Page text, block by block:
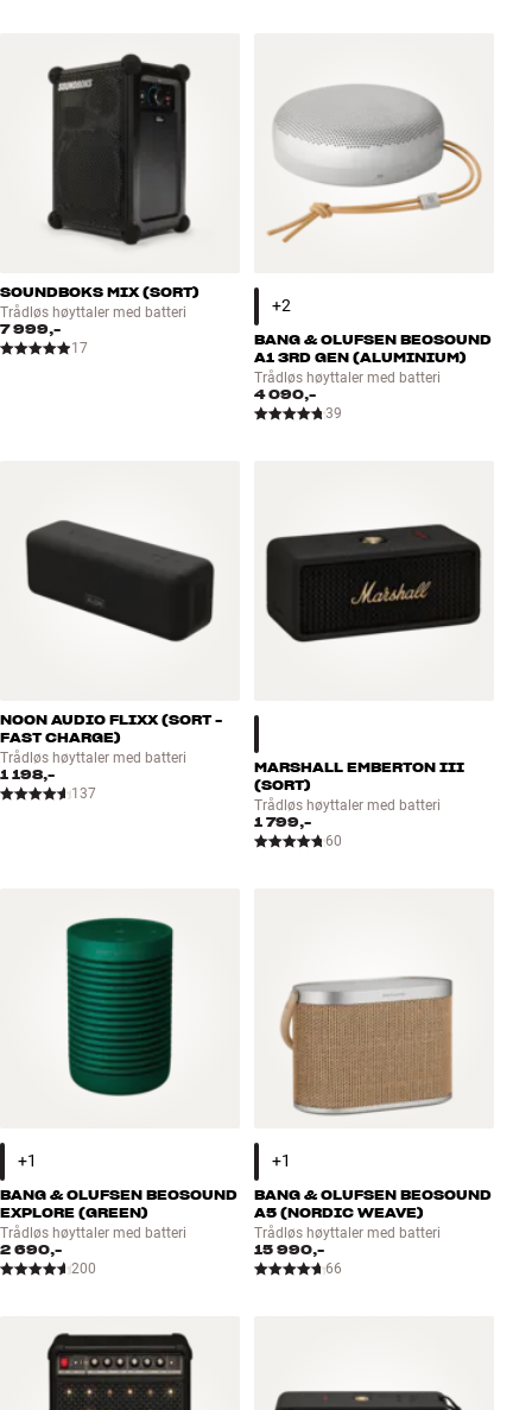
SOUNDBOKS MIX (SORT)
Trådløs høyttaler med batteri
7 999,-
17
BANG & OLUFSEN BEOSOUND
A1 3RD GEN (ALUMINIUM)
Trådløs høyttaler med batteri
4 090,-
39
NOON AUDIO FLIXX (SORT -
FAST CHARGE)
Trådløs høyttaler med batteri
1 198,-
137
MARSHALL EMBERTON III
(SORT)
Trådløs høyttaler med batteri
1 799,-
60
BANG & OLUFSEN BEOSOUND
EXPLORE (GREEN)
Trådløs høyttaler med batteri
2 690,-
200
BANG & OLUFSEN BEOSOUND
A5 (NORDIC WEAVE)
Trådløs høyttaler med batteri
15 990,-
66